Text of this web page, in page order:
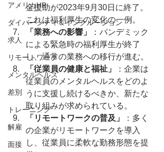
アメリカHR
ダイバーシティ＆インクルージョン
求人
リモートワーク
メンタルヘルス
差別
トレーニング
解雇
面接
金援助が2023年9月30日に終了。
これは福利厚生の変化の一例。
「業務への影響」
：パンデミック
による緊急時の福利厚生が終了
し、通常の業務への移行が進む。
「従業員の健康と福祉」
：企業は
従業員のメンタルヘルスをどのよ
うに支援し続けるべきか、新たな
取り組みが求められている。
「リモートワークの普及」
：多く
の企業がリモートワークを導入
し、従業員に柔軟な勤務形態を提